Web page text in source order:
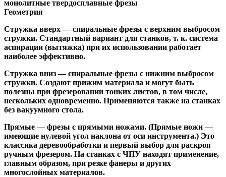
монолитные твердосплавные фрезы
Геометрия
Стружка вверх— спиральные фрезы с верхним выбросом
стружки. Стандартный вариант для станков, т. к. система
аспирации (вытяжка) при их использовании работает
наиболее эффективно.
Стружка вниз— спиральные фрезы с нижним выбросом
стружки. Создают прижим материала и могут быть
полезны при фрезеровании тонких листов, в том числе,
нескольких одновременно. Применяются также на станках
без вакуумного стола.
Прямые— фрезы с прямыми ножами. (Прямые ножи —
имеющие нулевой угол наклона от оси инструмента.) Это
классика деревообработки и первый выбор для раскроя
ручным фрезером. На станках с ЧПУ находят применение,
главным образом, при резке фанеры и других
многослойных материалов.